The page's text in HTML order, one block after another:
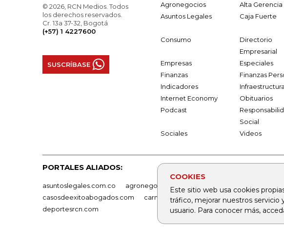
COOKIES
Este sitio web usa cookies
tráfico, mejorar nuestros
usuario. Para conocer más,
© 2026, RCN Medios. Todos
los derechos reservados.
Cr. 13a 37-32, Bogotá
(+57) 1 4227600
SUSCRÍBASE
Agronegocios Alta Gerencia
Asuntos Legales
Caja Fuerte
Consumo
Directorio
Empresarial
Empresas Especiales
Finanzas
Finanzas
Indicadores
Infraestructura
Internet Economy
Obituarios
Podcast
Social
Sociales Videos
PORTALES ALIADOS:
asuntoslegales.com.co agronegocios.co empresas.larepublica.co
casosdeexitoabogados.com
carnavalindustriacultural.com
deportesrcn.com